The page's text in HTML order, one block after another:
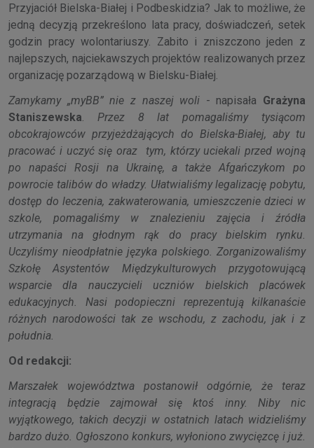
Przyjaciół Bielska-Białej i Podbeskidzia? Jak to możliwe, że
jedną decyzją przekreślono lata pracy, doświadczeń, setek
godzin pracy wolontariuszy. Zabito i zniszczono jeden z
najlepszych, najciekawszych projektów realizowanych przez
organizację pozarządową w Bielsku-Białej.
Zamykamy „myBB” nie z naszej woli - napisała Grażyna
Staniszewska. Przez 8 lat pomagaliśmy tysiącom
obcokrajowców przyjeżdżających do Bielska-Białej, aby tu
pracować i uczyć się oraz tym, którzy uciekali przed wojną
po napaści Rosji na Ukrainę, a także Afgańczykom po
powrocie talibów do władzy. Ułatwialiśmy legalizację pobytu,
dostęp do leczenia, zakwaterowania, umieszczenie dzieci w
szkole, pomagaliśmy w znalezieniu zajęcia i źródła
utrzymania na głodnym rąk do pracy bielskim rynku.
Uczyliśmy nieodpłatnie języka polskiego. Zorganizowaliśmy
Szkołę Asystentów Międzykulturowych przygotowującą
wsparcie dla nauczycieli uczniów bielskich placówek
edukacyjnych. Nasi podopieczni reprezentują kilkanaście
różnych narodowości tak ze wschodu, z zachodu, jak i z
południa.
Od redakcji:
Marszałek województwa postanowił odgórnie, że teraz
integracją będzie zajmował się ktoś inny. Niby nic
wyjątkowego, takich decyzji w ostatnich latach widzieliśmy
bardzo dużo. Ogłoszono konkurs, wyłoniono zwycięzcę i już.